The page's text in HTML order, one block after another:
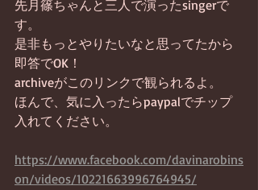
先月篠ちゃんと三人で演ったsingerで
す。
是非もっとやりたいなと思ってたから
即答でOK！
archiveがこのリンクで観られるよ。
ほんで、気に入ったらpaypalでチップ
入れてください。
https://www.facebook.com/davinarobins
on/videos/10221663996764945/